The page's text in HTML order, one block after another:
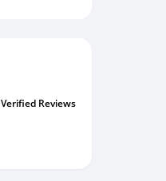
Verified Reviews